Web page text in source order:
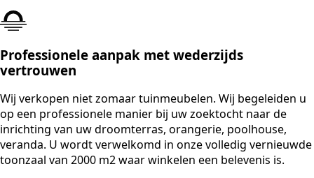
Professionele aanpak met wederzijds
vertrouwen
Wij verkopen niet zomaar tuinmeubelen. Wij begeleiden u
op een professionele manier bij uw zoektocht naar de
inrichting van uw droomterras, orangerie, poolhouse,
veranda. U wordt verwelkomd in onze volledig vernieuwde
toonzaal van 2000 m2 waar winkelen een belevenis is.